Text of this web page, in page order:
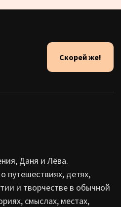
Скорей же!
Даня и Лёва.
путешествиях, детях,
и творчестве в обычной
смыслах, местах,